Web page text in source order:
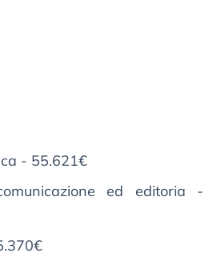
- 55.621€
ed editoria -